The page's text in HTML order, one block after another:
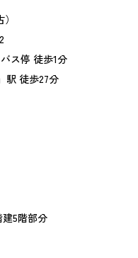
ス停 徒歩1分
徒歩27分
5階部分